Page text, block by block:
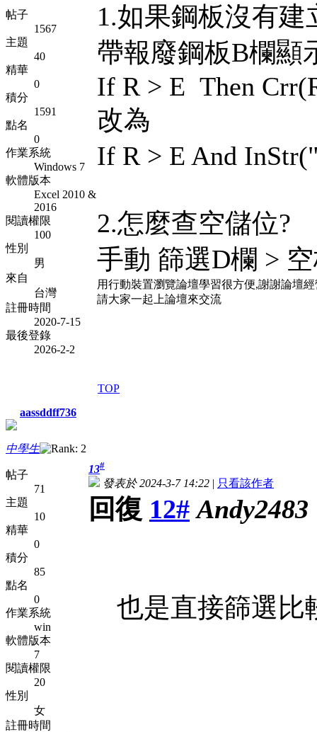
帖子
1567
主題
40
精華
0
積分
1591
點名
0
作業系統
Windows 7
軟體版本
Excel 2010 &
2016
閱讀權限
100
性別
男
來自
台灣
註冊時間
2020-7-15
最後登錄
2026-2-2
1.如果鋼板沒有
帶報廢鋼板B欄顯
If R > E Then
改為
If R > E And
2.怎麼查空儲位?
手動 篩選D欄 >
用行動裝置瀏覽論壇學習很方便,謝謝論壇
請大家一起上論壇來交流
TOP
aassddff736
中學生
帖子
71
主題
10
精華
0
積分
85
點名
0
作業系統
win
軟體版本
7
閱讀權限
20
性別
女
註冊時間
13#
發表於 2024-3-7 14:22 | 只看該作者
回復 12# Andy2483
也是直接篩選比